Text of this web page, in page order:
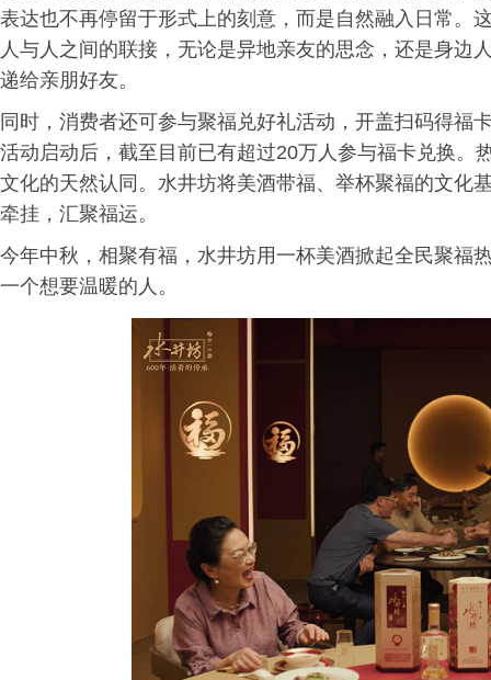
表达也不再停留于形式上的刻意，而是自然融入日常。
人与人之间的联接，无论是异地亲友的思念，还是身边
递给亲朋好友。
同时，消费者还可参与聚福兑好礼活动，开盖扫码得福
活动启动后，截至目前已有超过20万人参与福卡兑换。
文化的天然认同。水井坊将美酒带福、举杯聚福的文
牵挂，汇聚福运。
今年中秋，相聚有福，水井坊用一杯美酒掀起全民聚福
一个想要温暖的人。